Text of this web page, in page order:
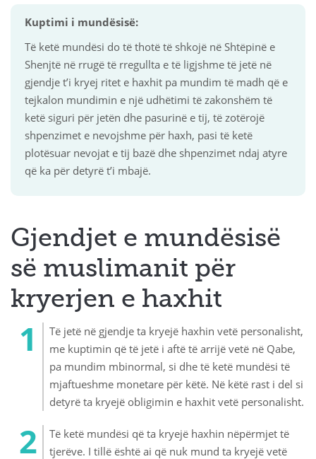
Kuptimi i mundësisë:
Të ketë mundësi do të thotë të shkojë në Shtëpinë e
Shenjtë në rrugë të rregullta e të ligjshme të jetë në
gjendje t’i kryej ritet e haxhit pa mundim të madh që e
tejkalon mundimin e një udhëtimi të zakonshëm të
ketë siguri për jetën dhe pasurinë e tij, të zotërojë
shpenzimet e nevojshme për haxh, pasi të ketë
plotësuar nevojat e tij bazë dhe shpenzimet ndaj atyre
që ka për detyrë t’i mbajë.
Gjendjet e mundësisë
së muslimanit për
kryerjen e haxhit
Të jetë në gjendje ta kryejë haxhin vetë personalisht,
me kuptimin që të jetë i aftë të arrijë vetë në Qabe,
pa mundim mbinormal, si dhe të ketë mundësi të
mjaftueshme monetare për këtë. Në këtë rast i del si
detyrë ta kryejë obligimin e haxhit vetë personalisht.
Të ketë mundësi që ta kryejë haxhin nëpërmjet të
tjerëve. I tillë është ai që nuk mund ta kryejë vetë